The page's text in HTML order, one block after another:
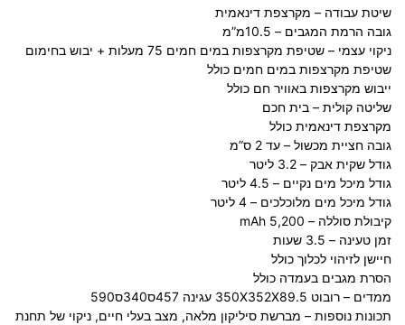
שיטת עבודה – מקרצפת דינאמית
גובה הרמת המגבים – 10.5מ”מ
ניקוי עצמי – שטיפת מקרצפות במים חמים 75 מעלות + יבוש בחימום
שטיפת מקרצפות במים חמים כולל
ייבוש מקרצפות באוויר חם כולל
שליטה קולית – בית חכם
מקרצפת דינאמית כולל
גובה חציית מכשול – עד 2 ס”מ
גודל שקית אבק – 3.2 ליטר
גודל מיכל מים נקיים – 4.5 ליטר
גודל מיכל מים מלוכלכים – 4 ליטר
קיבולת סוללה – 5,200 mAh
זמן טעינה – 3.5 שעות
חיישן לזיהוי לכלוך כולל
הסרת מגבים בעמדה כולל
ממדים – רובוט 350X352X89.5 עגינה 457ס340ס590
תכונות נוספות – מברשת סיליקון מלאה, מצב בעלי חיים, ניקוי של תחנת